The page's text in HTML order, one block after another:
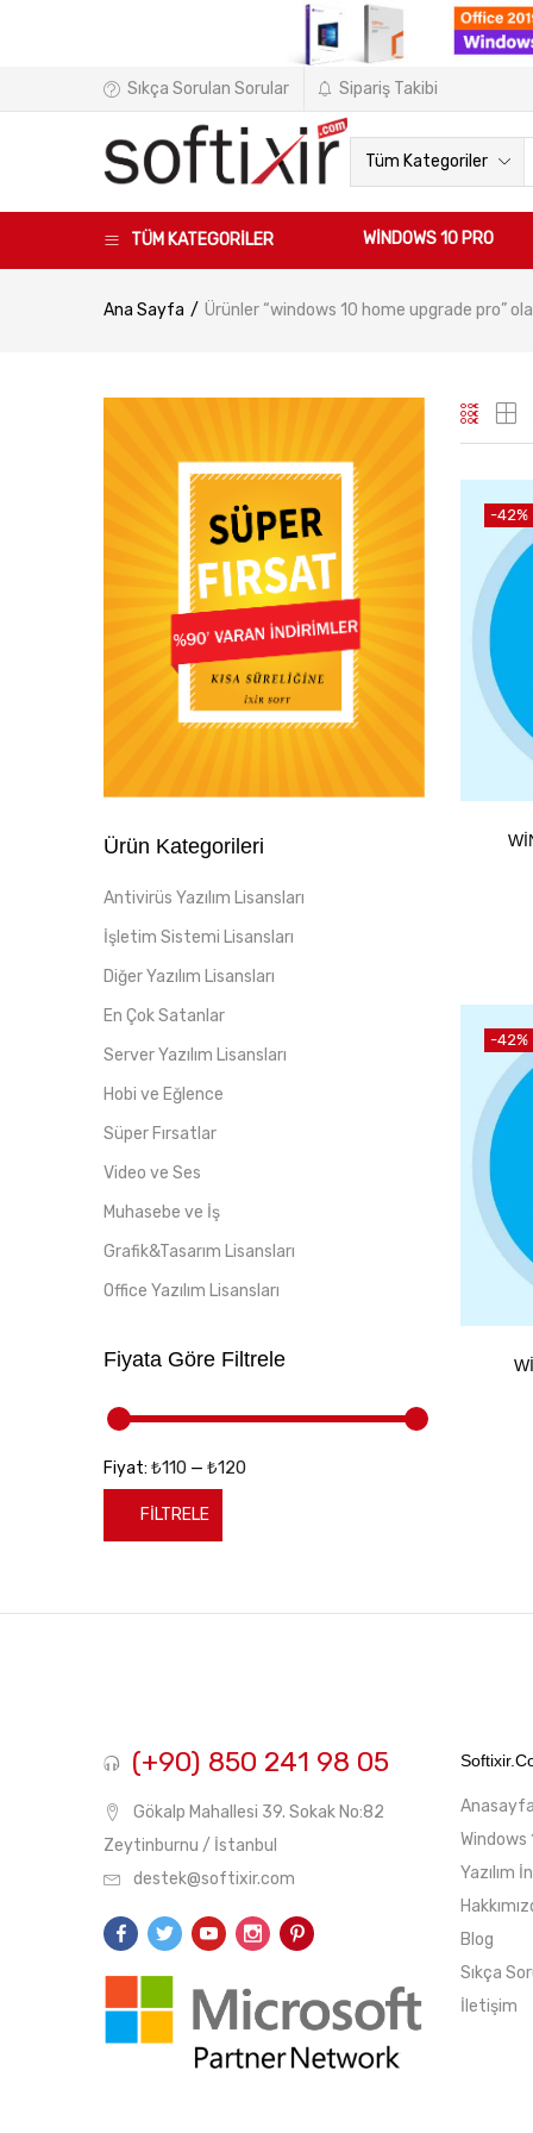
Sıkça Sorulan Sorular Sipariş Takibi
Tüm Kategoriler
TÜM KATEGORİLER WINDOWS 10 PRO
Ana Sayfa Ürünler “windows 10 home upgrade pro”
-42%
-42%
Ürün Kategorileri
Antivirüs Yazılım Lisansları
İşletim Sistemi Lisansları
Diğer Yazılım Lisansları
En Çok Satanlar
Server Yazılım Lisansları
Hobi ve Eğlence
Süper Fırsatlar
Video ve Ses
Muhasebe ve İş
Grafik&Tasarım Lisansları
Office Yazılım Lisansları
Fiyata Göre Filtrele
FILTRELE
Fiyat: ₺110 — ₺120
(+90) 850 241 98 05
Gökalp Mahallesi 39. Sokak No:82
Zeytinburnu / İstanbul
destek@softixir.com
Anasayfa
Windows
Yazılım
Blog
Sıkça
İletişim